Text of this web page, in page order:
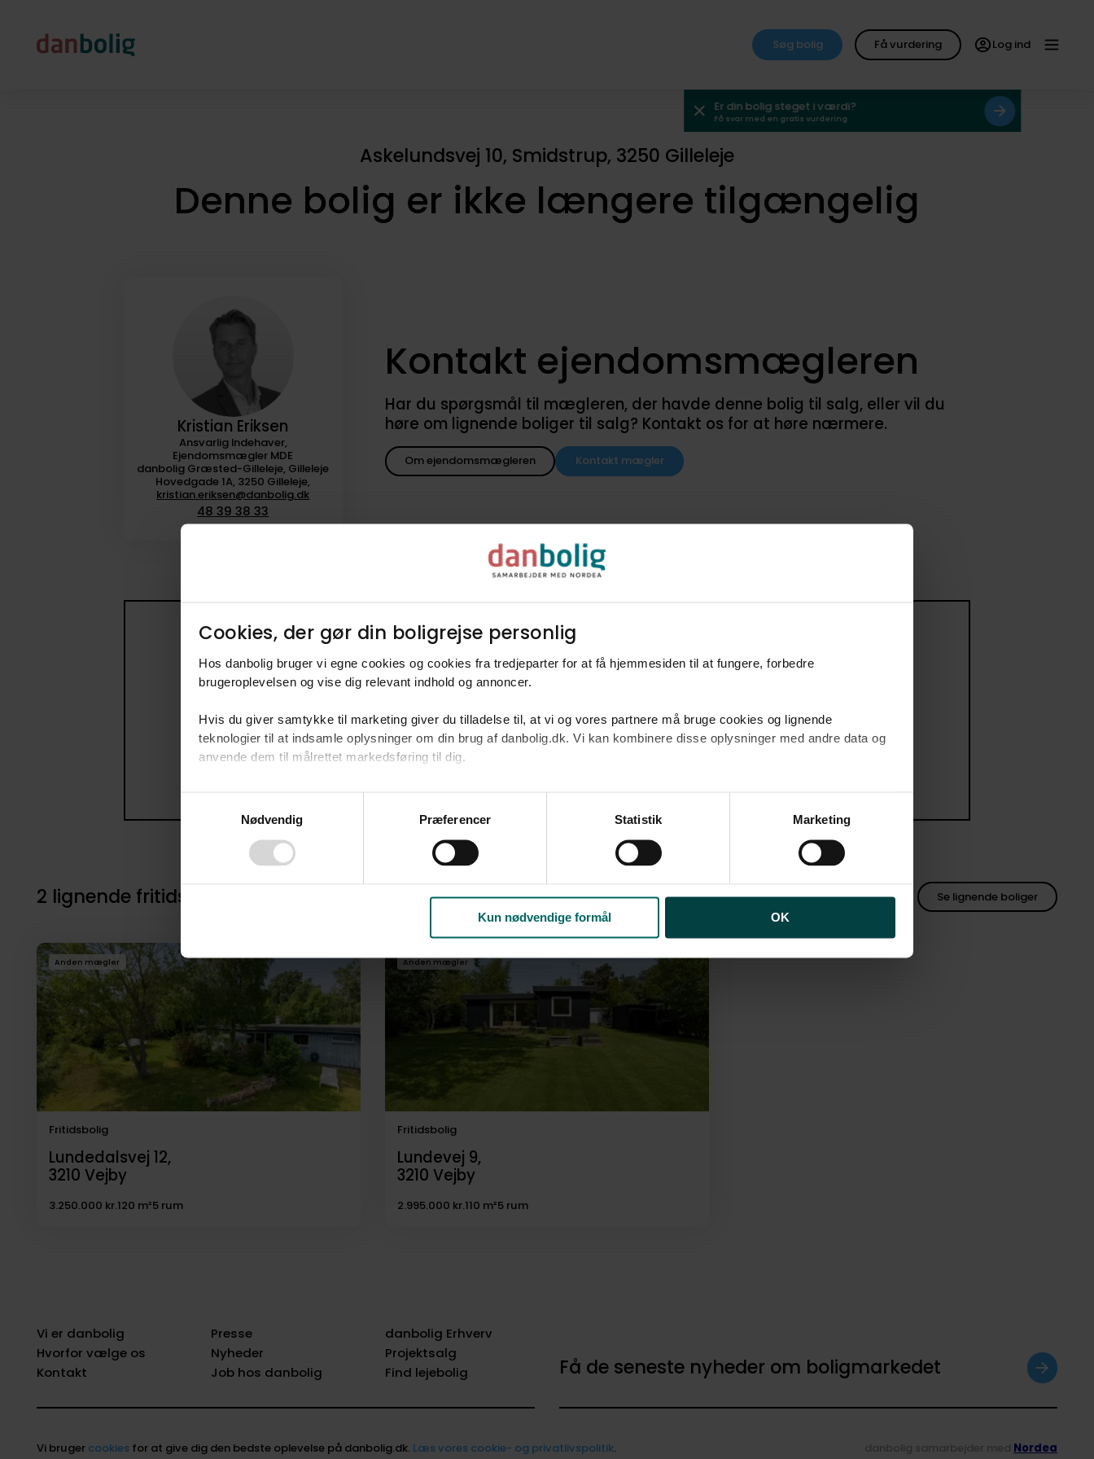
Cookies, der gør din boligrejse personlig​
Hos danbolig bruger vi egne cookies og cookies fra tredjeparter for at få hjemmesiden til at fungere, forbedre
brugeroplevelsen og vise dig relevant indhold og annoncer.​
Hvis du giver samtykke til marketing giver du tilladelse til, at vi og vores partnere må bruge cookies og lignende
teknologier til at indsamle oplysninger om din brug af danbolig.dk. Vi kan kombinere disse oplysninger med andre data og
anvende dem til målrettet markedsføring til dig.​
Ved at klikke på ”OK” giver du samtykke til alle formål. Du kan til enhver tid læse mere om brugen af cookies samt
tilbagekalde dit samtykke ved at følge linket til vores
. Oplysninger om behandling af personoplysninger
Selection
Nødvendig Præferencer Statistik Marketing
Kun nødvendige formål OK
Søg bolig Få vurdering Log ind
Er din bolig steget i værdi?
Få svar med en gratis vurdering
Askelundsvej 10, Smidstrup, 3250 Gilleleje
Denne bolig er ikke længere tilgængelig
Kristian Eriksen
Ansvarlig Indehaver,
Ejendomsmægler MDE
danbolig Græsted-Gilleleje, Gilleleje
Hovedgade 1A, 3250 Gilleleje,
kristian.eriksen@danbolig.dk
48 39 38 33
Kontakt ejendomsmægleren
Har du spørgsmål til mægleren, der havde denne bolig til salg, eller vil du
høre om lignende boliger til salg? Kontakt os for at høre nærmere.
Om ejendomsmægleren Kontakt mægler
Få besked når lignende boliger kommer til salg
Opret en søgeagent i danboligs køberkartotek og få besked når nye boliger kommer til salg
2.500.000 kr. - 3.400.000 kr.
2 lignende fritidsboliger i nærheden til 2.500.000-3.400.000 kr. på omkring 104 m Se lignende boliger
Anden mægler
Fritidsbolig
Lundedalsvej 12,
3210 Vejby
3.250.000 kr.120 m²5 rum
Anden mægler
Fritidsbolig
Lundevej 9,
3210 Vejby
2.995.000 kr.110 m²5 rum
Få de seneste nyheder om boligmarkedet
Vi er danbolig
Hvorfor vælge os
Kontakt
Presse
Nyheder
Job hos danbolig
danbolig Erhverv
Projektsalg
Find lejebolig
Vi bruger cookies for at give dig den bedste oplevelse på danbolig.dk. Læs vores cookie- og privatlivspolitik. Nordea